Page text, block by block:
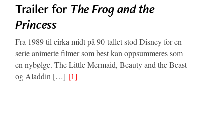
Trailer for The Frog and the
Princess
Fra 1989 til cirka midt på 90-tallet stod Disney for en
serie animerte filmer som best kan oppsummeres som
en nybølge. The Little Mermaid, Beauty and the Beast
og Aladdin […] [1]